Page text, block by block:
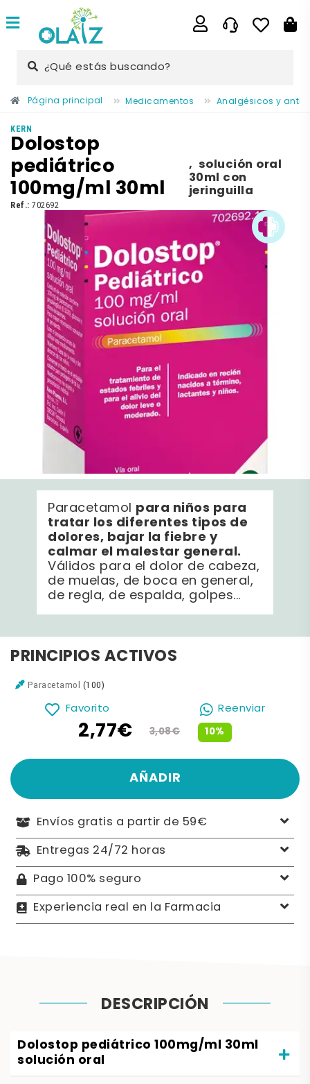
¿Qué estás buscando?
Página principal Medicamentos Analgésicos y
KERN
Dolostop
pediátrico
100mg/ml 30ml
, solución oral
30ml con
jeringuilla
Ref.: 702692
Paracetamol para niños para
tratar los diferentes tipos de
dolores, bajar la fiebre y
calmar el malestar general.
Válidos para el dolor de cabeza,
de muelas, de boca en general,
de regla, de espalda, golpes...
PRINCIPIOS ACTIVOS
Paracetamol (100)
Favorito Reenviar
10%
2,77€ 3,08€
AÑADIR
Envíos gratis a partir de 59€
Entregas 24/72 horas
Pago 100% seguro
Experiencia real en la Farmacia
DESCRIPCIÓN
Dolostop pediátrico 100mg/ml 30ml
solución oral